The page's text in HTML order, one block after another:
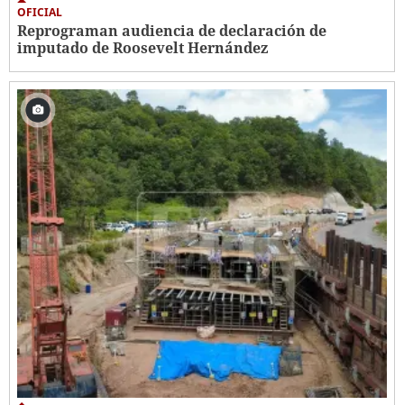
OFICIAL
Reprograman audiencia de declaración de
imputado de Roosevelt Hernández